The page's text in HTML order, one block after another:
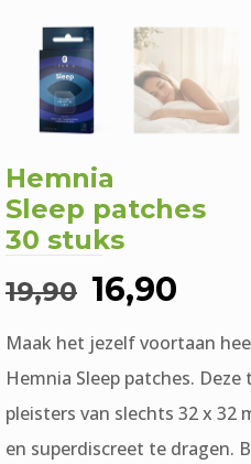
Hemnia
Sleep patches
30 stuks
19,90
was:
€19,90.
16,90
is:
Maak het jezelf voortaan
Hemnia Sleep patches.
pleisters van slechts 32 x 32
en superdiscreet te dragen.